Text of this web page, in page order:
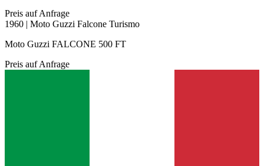
Preis auf Anfrage
1960 | Moto Guzzi Falcone Turismo
Moto Guzzi FALCONE 500 FT
Preis auf Anfrage